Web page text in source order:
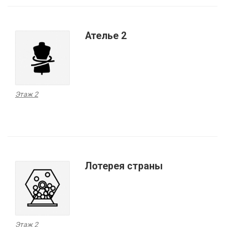
Ателье 2
Этаж 2
Лотерея страны
Этаж 2